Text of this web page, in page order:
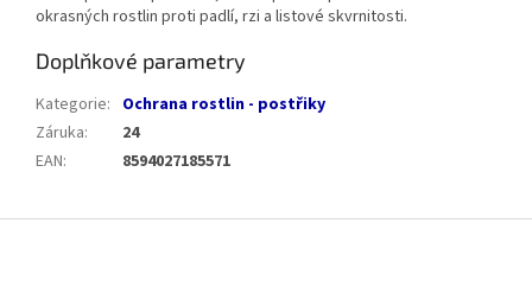
okrasných rostlin proti padlí, rzi a listové skvrnitosti.
Doplňkové parametry
Kategorie: Ochrana rostlin - postřiky
Záruka:
24
EAN: 8594027185571